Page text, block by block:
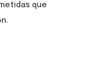
que